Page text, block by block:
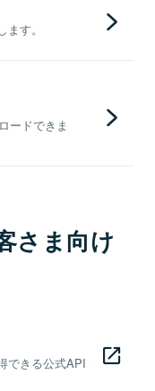
す。
ードできま
さま向け
できる公式API